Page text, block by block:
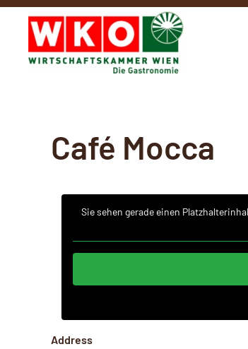
Skip to main content
Café Mocca
Sie sehen gerade einen
Address